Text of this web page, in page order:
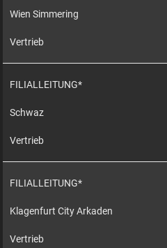
Wien Simmering
Vertrieb
FILIALLEITUNG*
Schwaz
Vertrieb
FILIALLEITUNG*
Klagenfurt City Arkaden
Vertrieb